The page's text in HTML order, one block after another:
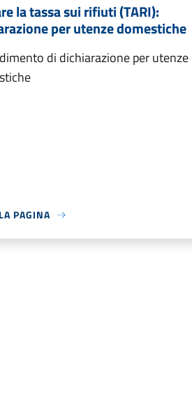
la tassa sui rifiuti (TARI):
per utenze domestiche
di dichiarazione per utenze
PAGINA